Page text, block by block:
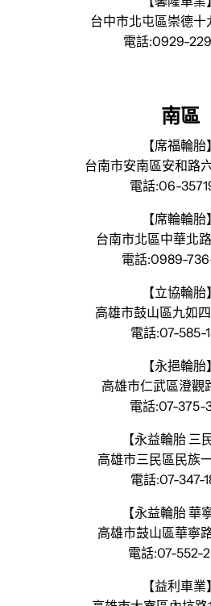
台中市北屯區崇德十
電話:0929-
南區
【席福輪胎】
台南市安南區安和路
電話:06-
【席輪輪胎】
台南市北區中華北
電話:0989-
【立協輪胎】
高雄市鼓山區九如
電話:07-585-
【永挹輪胎】
高雄市仁武區澄觀
電話:07-375-
【永益輪胎 三
高雄市三民區民族
電話:07-347-
【永益輪胎 華
高雄市鼓山區華寧
電話:07-552-
【益利車業】